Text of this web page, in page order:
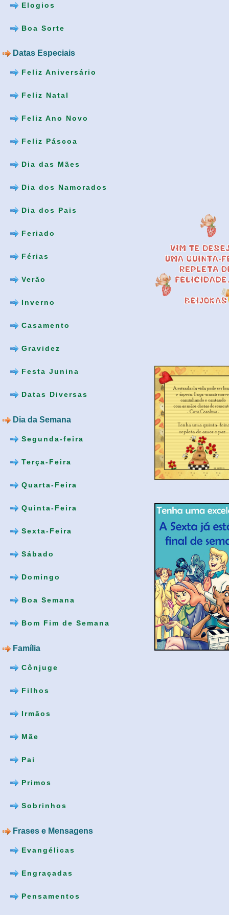
Elogios
Boa Sorte
Datas Especiais
Feliz Aniversário
Feliz Natal
Feliz Ano Novo
Feliz Páscoa
Dia das Mães
Dia dos Namorados
Dia dos Pais
Feriado
Férias
Verão
Inverno
Casamento
Gravidez
Festa Junina
Datas Diversas
Dia da Semana
Segunda-feira
Terça-Feira
Quarta-Feira
Quinta-Feira
Sexta-Feira
Sábado
Domingo
Boa Semana
Bom Fim de Semana
Família
Cônjuge
Filhos
Irmãos
Mãe
Pai
Primos
Sobrinhos
Frases e Mensagens
Evangélicas
Engraçadas
Pensamentos